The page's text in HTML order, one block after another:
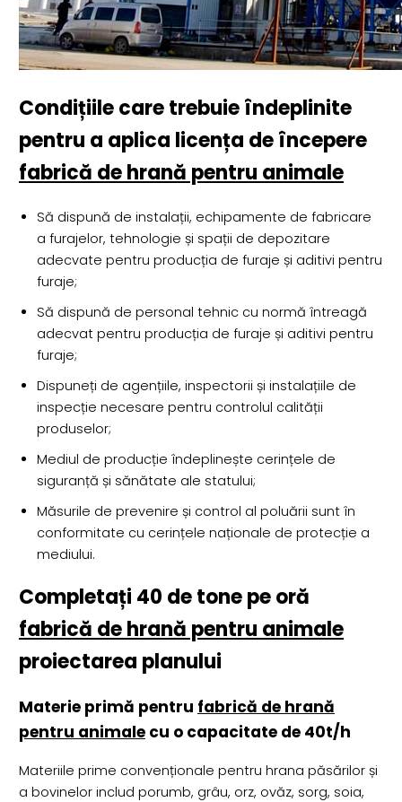
Condițiile care trebuie îndeplinite
pentru a aplica licența de începere
fabrică de hrană pentru animale
Să dispună de instalații, echipamente de fabricare
a furajelor, tehnologie și spații de depozitare
adecvate pentru producția de furaje și aditivi pentru
furaje;
Să dispună de personal tehnic cu normă întreagă
adecvat pentru producția de furaje și aditivi pentru
furaje;
Dispuneți de agențiile, inspectorii și instalațiile de
inspecție necesare pentru controlul calității
produselor;
Mediul de producție îndeplinește cerințele de
siguranță și sănătate ale statului;
Măsurile de prevenire și control al poluării sunt în
conformitate cu cerințele naționale de protecție a
mediului.
Completați 40 de tone pe oră
fabrică de hrană pentru animale
proiectarea planului
Materie primă pentru fabrică de hrană
pentru animalecu o capacitate de 40t/h
Materiile prime convenționale pentru hrana păsărilor și
a bovinelor includ porumb, grâu, orz, ovăz, sorg, soia,